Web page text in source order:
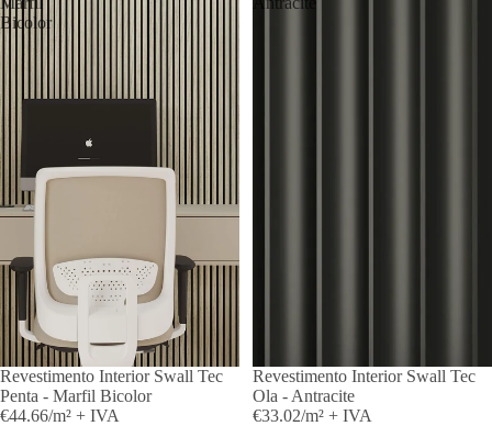
Bicolor
Revestimento Interior Swall Tec
Penta - Marfil Bicolor
€44.66/m² + IVA
Revestimento Interior Swall Tec
Ola - Antracite
€33.02/m² + IVA